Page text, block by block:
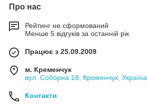
Про нас
Рейтинг не сформований
Менше 5 відгуків за останній рік
Працює з 25.09.2009
м. Кременчук
вул. Соборна 18, Кременчук, Україна
Контакти